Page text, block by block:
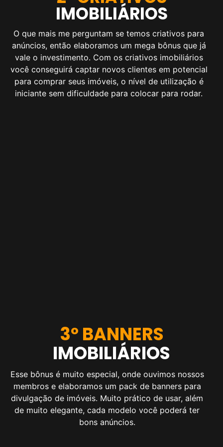
IMOBILIÁRIOS
O que mais me perguntam se temos criativos para
anúncios, então elaboramos um mega bônus que já
vale o investimento. Com os criativos imobiliários
você conseguirá captar novos clientes em potencial
para comprar seus imóveis, o nível de utilização é
iniciante sem dificuldade para colocar para rodar.
3º BANNERS
IMOBILIÁRIOS
Esse bônus é muito especial, onde ouvimos nossos
membros e elaboramos um pack de banners para
divulgação de imóveis. Muito prático de usar, além
de muito elegante, cada modelo você poderá ter
bons anúncios.